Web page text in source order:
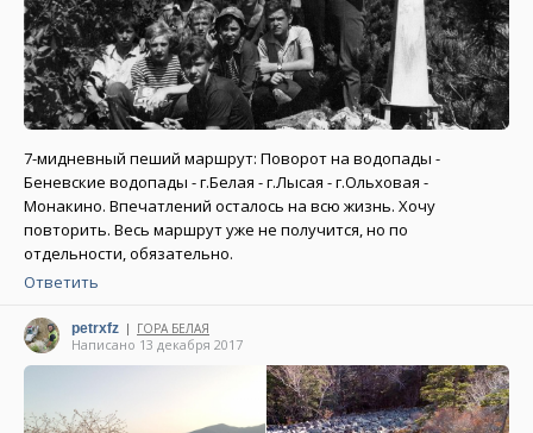
7-мидневный пеший маршрут: Поворот на водопады -
Беневские водопады - г.Белая - г.Лысая - г.Ольховая -
Монакино. Впечатлений осталось на всю жизнь. Хочу
повторить. Весь маршрут уже не получится, но по
отдельности, обязательно.
Ответить
petrxfz | ГОРА БЕЛАЯ
Написано 13 декабря 2017